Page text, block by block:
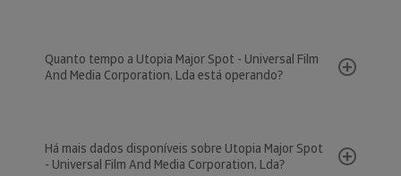
Quanto tempo a Utopia Major Spot - Universal Film
And Media Corporation, Lda está operando?
Há mais dados disponíveis sobre Utopia Major Spot
- Universal Film And Media Corporation, Lda?